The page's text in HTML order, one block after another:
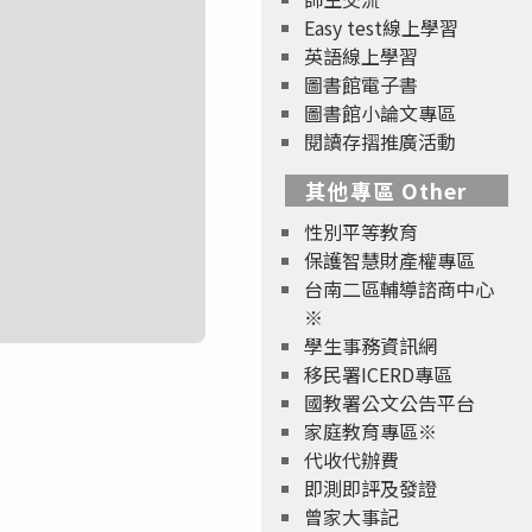
Easy test線上學習
英語線上學習
圖書館電子書
圖書館小論文專區
閱讀存摺推廣活動
其他專區 Other
性別平等教育
保護智慧財產權專區
台南二區輔導諮商中心
※
學生事務資訊網
移民署ICERD專區
國教署公文公告平台
家庭教育專區※
代收代辦費
即測即評及發證
曾家大事記